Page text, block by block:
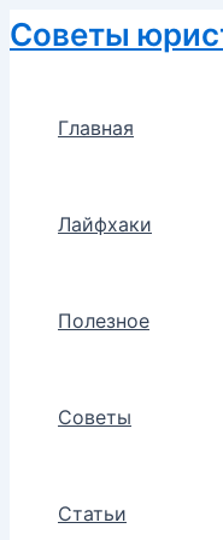
Перейти
к
Советы
Главная
Лайфхаки
Полезное
Советы
Статьи